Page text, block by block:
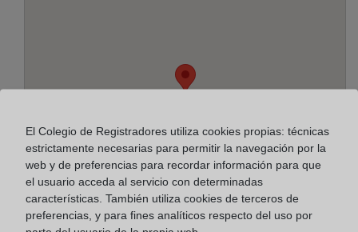
El Colegio de Registradores utiliza cookies propias: técnicas
estrictamente necesarias para permitir la navegación por la
web y de preferencias para recordar información para que
el usuario acceda al servicio con determinadas
características. También utiliza cookies de terceros de
preferencias, y para fines analíticos respecto del uso por